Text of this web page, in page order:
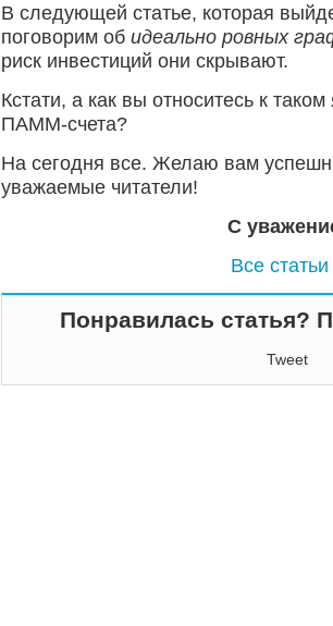
В следующей статье, которая
поговорим об идеально ровных
риск инвестиций они скрывают.
Кстати, а как вы относитесь к
ПАММ-счета?
На сегодня все. Желаю вам
уважаемые читатели!
С
Все
Понравилась статья?
Tweet